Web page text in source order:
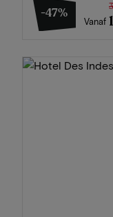
-47%
Vanaf